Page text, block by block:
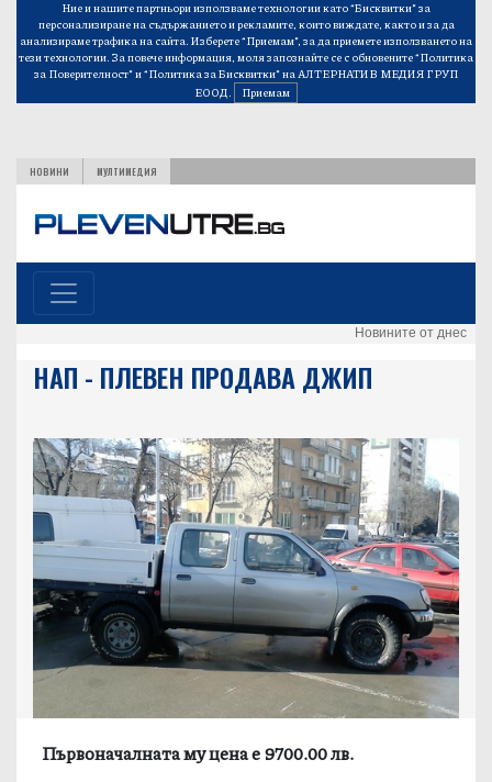
Ние и нашите партньори използваме технологии като “Бисквитки” за
персонализиране на съдържанието и рекламите, които виждате, както и за да
анализираме трафика на сайта. Изберете “Приемам”, за да приемете използването на
тези технологии. За повече информация, моля запознайте се с обновените“Политика
за Поверителност”и“Политика за Бисквитки”на АЛТЕРНАТИВ МЕДИЯ ГРУП
ЕООД.
Приемам
НОВИНИ МУЛТИМЕДИЯ
Новините от днес
НАП - ПЛЕВЕН ПРОДАВА ДЖИП
Първоначалната му цена е 9700.00 лв.